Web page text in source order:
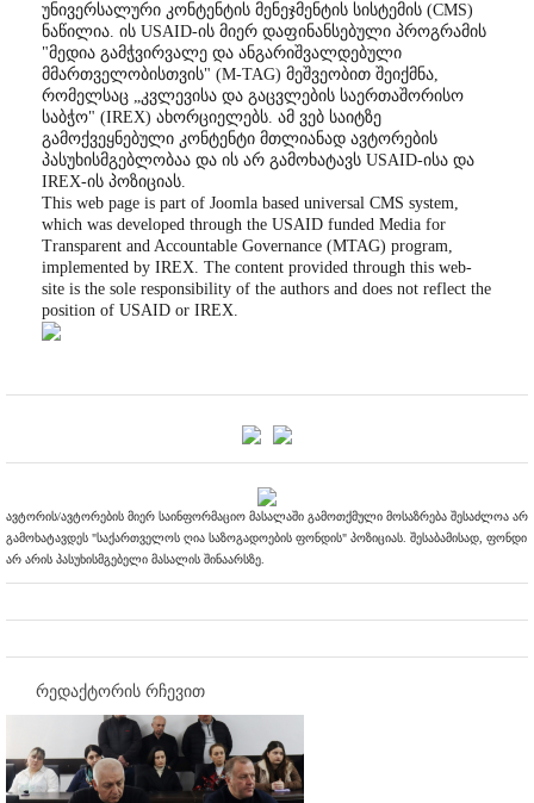
უნივერსალური კონტენტის მენეჯმენტის სისტემის (CMS)
ნაწილია. ის USAID-ის მიერ დაფინანსებული პროგრამის
"მედია გამჭვირვალე და ანგარიშვალდებული
მმართველობისთვის" (M-TAG) მეშვეობით შეიქმნა,
რომელსაც „კვლევისა და გაცვლების საერთაშორისო
საბჭო" (IREX) ახორციელებს. ამ ვებ საიტზე
გამოქვეყნებული კონტენტი მთლიანად ავტორების
პასუხისმგებლობაა და ის არ გამოხატავს USAID-ისა და
IREX-ის პოზიციას.
This web page is part of Joomla based universal CMS system,
which was developed through the USAID funded Media for
Transparent and Accountable Governance (MTAG) program,
implemented by IREX. The content provided through this web-
site is the sole responsibility of the authors and does not reflect the
position of USAID or IREX.
ავტორის/ავტორების მიერ საინფორმაციო მასალაში გამოთქმული მოსაზრება შესაძლოა არ
გამოხატავდეს "საქართველოს ღია საზოგადოების ფონდის" პოზიციას. შესაბამისად, ფონდი
არ არის პასუხისმგებელი მასალის შინაარსზე.
რედაქტორის რჩევით